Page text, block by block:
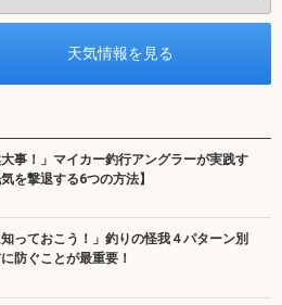
大事！」マイカー釣行アングラーが実践す
を撃退する6つの方法】
知っておこう！」釣りの怪我４パターン別
防ぐことが最重要！